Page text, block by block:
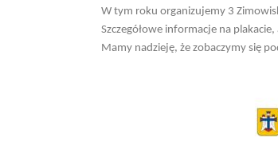
W tym roku organizujemy 3
Szczegółowe informacje na
Mamy nadzieję, że zobaczymy się